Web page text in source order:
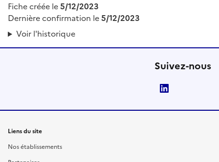
Fiche créée le5/12/2023
Dernière confirmation le5/12/2023
Voir l'historique
Suivez-nous
Liens du site
Nos établissements